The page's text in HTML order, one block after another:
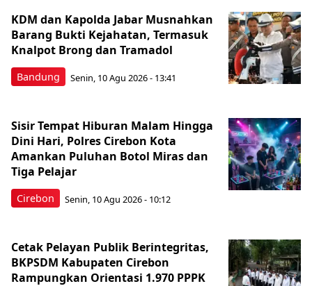
Bandung
KDM dan Kapolda Jabar Musnahkan
Barang Bukti Kejahatan, Termasuk
Knalpot Brong dan Tramadol
Senin, 10 Agu 2026 - 13:41
Cirebon
Sisir Tempat Hiburan Malam Hingga
Dini Hari, Polres Cirebon Kota
Amankan Puluhan Botol Miras dan
Tiga Pelajar
Senin, 10 Agu 2026 - 10:12
Cetak Pelayan Publik Berintegritas,
BKPSDM Kabupaten Cirebon
Rampungkan Orientasi 1.970 PPPK